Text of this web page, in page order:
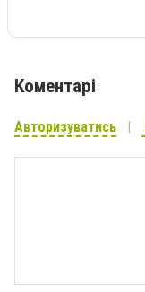
Коментарі
Авторизуватись